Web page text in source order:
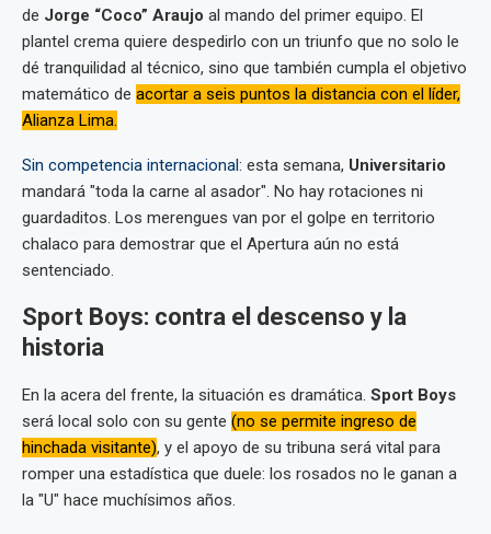
de Jorge “Coco” Araujo al mando del primer equipo. El
plantel crema quiere despedirlo con un triunfo que no solo le
dé tranquilidad al técnico, sino que también cumpla el objetivo
matemático de acortar a seis puntos la distancia con el líder,
Alianza Lima.
Sin competencia internacional: esta semana, Universitario
mandará "toda la carne al asador". No hay rotaciones ni
guardaditos. Los merengues van por el golpe en territorio
chalaco para demostrar que el Apertura aún no está
sentenciado.
Sport Boys: contra el descenso y la
historia
En la acera del frente, la situación es dramática. Sport Boys
será local solo con su gente (no se permite ingreso de
hinchada visitante), y el apoyo de su tribuna será vital para
romper una estadística que duele: los rosados no le ganan a
la "U" hace muchísimos años.